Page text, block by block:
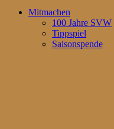
Mitmachen
100 Jahre SVW
Tippspiel
Saisonspende